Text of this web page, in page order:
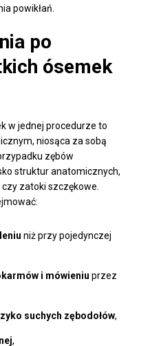
powikłań.
po
ósemek
w jednej procedurze to
niosąca za sobą
zębów
struktur anatomicznych,
zatoki szczękowe.
niż przy pojedynczej
i mówieniu przez
suchych zębodołów,
,